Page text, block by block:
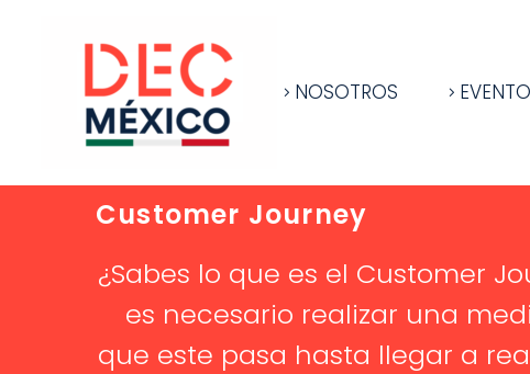
NOSOTROS
Customer Journey
¿Sabes lo que es el Customer
es necesario realizar una
que este pasa hasta llegar a